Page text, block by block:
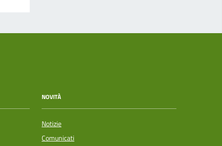
NOVITÀ
Notizie
Comunicati